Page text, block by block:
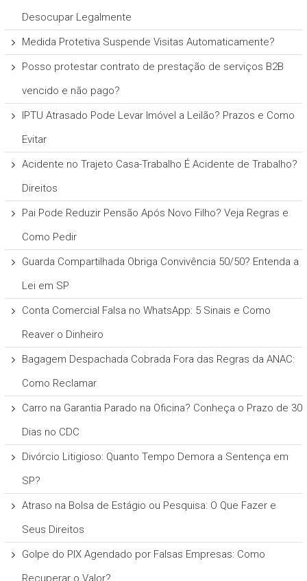
Desocupar Legalmente
Medida Protetiva Suspende Visitas Automaticamente?
Posso protestar contrato de prestação de serviços B2B
vencido e não pago?
IPTU Atrasado Pode Levar Imóvel a Leilão? Prazos e Como
Evitar
Acidente no Trajeto Casa-Trabalho É Acidente de Trabalho?
Direitos
Pai Pode Reduzir Pensão Após Novo Filho? Veja Regras e
Como Pedir
Guarda Compartilhada Obriga Convivência 50/50? Entenda a
Lei em SP
Conta Comercial Falsa no WhatsApp: 5 Sinais e Como
Reaver o Dinheiro
Bagagem Despachada Cobrada Fora das Regras da ANAC:
Como Reclamar
Carro na Garantia Parado na Oficina? Conheça o Prazo de 30
Dias no CDC
Divórcio Litigioso: Quanto Tempo Demora a Sentença em
SP?
Atraso na Bolsa de Estágio ou Pesquisa: O Que Fazer e
Seus Direitos
Golpe do PIX Agendado por Falsas Empresas: Como
Recuperar o Valor?